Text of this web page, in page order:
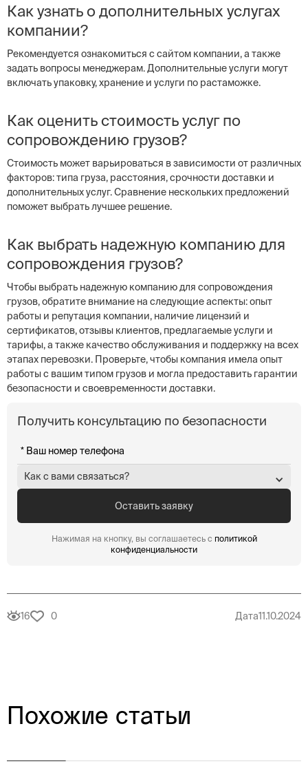
Как узнать о дополнительных услугах
компании?
Рекомендуется ознакомиться с сайтом компании, а также
задать вопросы менеджерам. Дополнительные услуги могут
включать упаковку, хранение и услуги по растаможке.
Как оценить стоимость услуг по
сопровождению грузов?
Стоимость может варьироваться в зависимости от различных
факторов: типа груза, расстояния, срочности доставки и
дополнительных услуг. Сравнение нескольких предложений
поможет выбрать лучшее решение.
Как выбрать надежную компанию для
сопровождения грузов?
Чтобы выбрать надежную компанию для сопровождения
грузов, обратите внимание на следующие аспекты: опыт
работы и репутация компании, наличие лицензий и
сертификатов, отзывы клиентов, предлагаемые услуги и
тарифы, а также качество обслуживания и поддержку на всех
этапах перевозки. Проверьте, чтобы компания имела опыт
работы с вашим типом грузов и могла предоставить гарантии
безопасности и своевременности доставки.
Получить консультацию по безопасности
Как с вами связаться?
Нажимая на кнопку, вы соглашаетесь с политикой
конфиденциальности
16 0 Дата11.10.2024
Похожие статьи